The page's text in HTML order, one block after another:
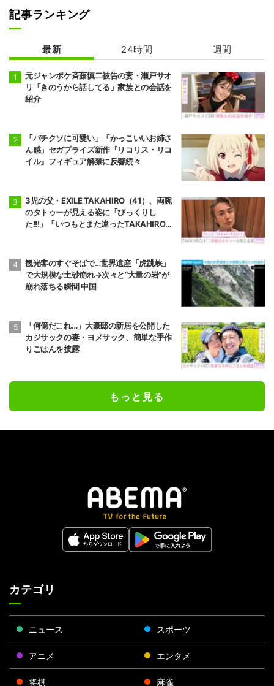
記事ランキング
最新 24時間 週間
元ジャンポケ斉藤慎二被告の妻・瀬戸サオ
リ「きのうから話してる」家族との会話を
紹介
「バチクソに可愛い」「かっこいいお姉さ
ん感」セガプライズ新作『リコリス・リコ
イル』フィギュア解禁に反響続々
3児の父・EXILE TAKAHIRO（41）、両腕
のタトゥーが見える姿に「びっくりし
た!!!」「いつもとまた違ったTAKAHIROさ
観光客のすぐそばで…世界遺産「虎跳峡」
で大規模な土砂崩れ→次々と“大量の岩”が
崩れ落ちる瞬間 中国
「何億だこれ…」大豪邸の新居を公開した
カジサックの妻・ヨメサック、簡単な手作
りごはんを披露
もっと見る
カテゴリ
ニュース スポーツ
アニメ エンタメ
将棋 麻雀